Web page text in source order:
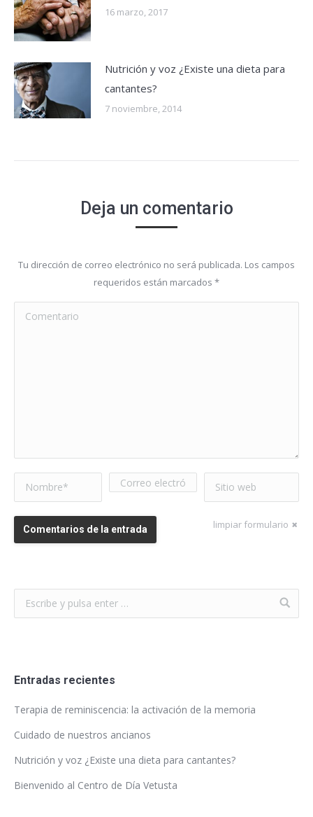
16 marzo, 2017
Nutrición y voz ¿Existe una dieta para
cantantes?
7 noviembre, 2014
Deja un comentario
Tu dirección de correo electrónico no será publicada. Los campos
requeridos están marcados *
Comentario
Nombre *
Correo electrónico
Sitio web
limpiar formulario
Comentarios de la entrada
Entradas recientes
Terapia de reminiscencia: la activación de la memoria
Cuidado de nuestros ancianos
Nutrición y voz ¿Existe una dieta para cantantes?
Bienvenido al Centro de Día Vetusta